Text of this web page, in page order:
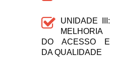
UNIDADE III:
MELHORIA
DO ACESSO E
DA QUALIDADE